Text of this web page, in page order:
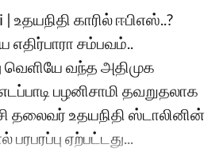
உதயநிதி காரில் ஈபிஎஸ்..?
சம்பவம்..
வெளியே வந்த அதிமுக
பழனிசாமி தவறுதலாக
தலைவர் உதயநிதி ஸ்டாலினின்
ஏற்பட்டது...